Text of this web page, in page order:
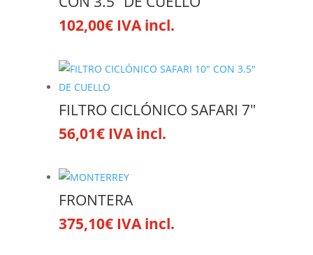
102,00€ IVA incl.
FILTRO CICLÓNICO SAFARI 7″
56,01€ IVA incl.
FRONTERA
375,10€ IVA incl.